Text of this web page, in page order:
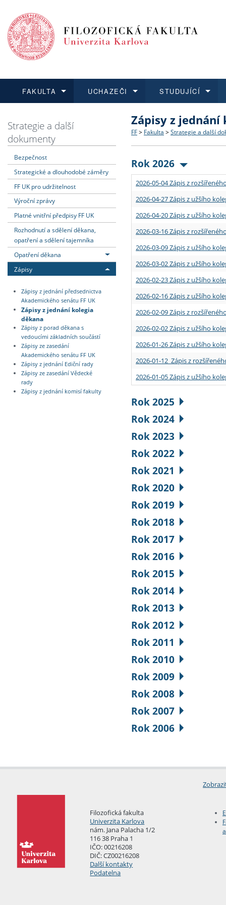
FAKULTA
Dozvědět se více
Struktura a historie
Strategie a další
Podpora a benefity pro
Absolventi fakulty
UCHAZEČI
Podat přihlášku
Co studovat a jak se
Učitelské studijní
Informace k průběhu
STUDUJÍCÍ
Dozvědět se více
Bakalářské a magisterské
Doktorské studium
Rigorózní řízení
Dozvědět se více
O vědě a výzkumu na FF
Akademické kvalifikace
Granty a projekty
Dozvědět se více
Aktuální nabídky a
Vyjíždějící studenti
Přijíždějící studenti
Vyjíždějící zaměstnanci
Strategie a další
dokumenty
Bezpečnost
Strategické a dlouhodobé záměry
FF UK pro udržitelnost
Výroční zprávy
Platné vnitřní předpisy FF UK
Rozhodnutí a sdělení děkana,
opatření a sdělení tajemníka
Opatření děkana
Zápisy
Zápisy z jednání předsednictva
Akademického senátu FF UK
Zápisy z jednání kolegia
děkana
Zápisy z porad děkana s
vedoucími základních součástí
Zápisy ze zasedání
Akademického senátu FF UK
Zápisy z jednání Ediční rady
Zápisy ze zasedání Vědecké
rady
Zápisy z jednání komisí fakulty
Zápisy z jednání
FF > Fakulta > Strategie a další
Rok 2026
2026-05-04 Zápis z
2026-04-27 Zápis z užšího
2026-04-20 Zápis z užšího
2026-03-16 Zápis z
2026-03-09 Zápis z užšího
2026-03-02 Zápis z užšího
2026-02-23 Zápis z užšího
2026-02-16 Zápis z užšího
2026-02-09 Zápis z
2026-02-02 Zápis z užšího
2026-01-26 Zápis z užšího
2026-01-12 Zápis z
2026-01-05 Zápis z užšího
Rok 2025
Rok 2024
Rok 2023
Rok 2022
Rok 2021
Rok 2020
Rok 2019
Rok 2018
Rok 2017
Rok 2016
Rok 2015
Rok 2014
Rok 2013
Rok 2012
Rok 2011
Rok 2010
Rok 2009
Rok 2008
Rok 2007
Rok 2006
Filozofická fakulta
Univerzita Karlova
nám. Jana Palacha 1/2
116 38 Praha 1
IČO: 00216208
DIČ: CZ00216208
Další kontakty
Podatelna